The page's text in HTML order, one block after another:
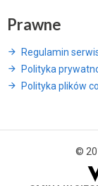
Prawne
Regulamin
Polityka
Polityka plików
©